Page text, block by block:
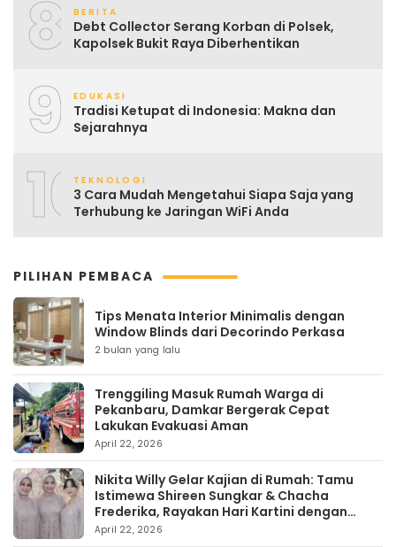
8 BERITA
Debt Collector Serang Korban di Polsek,
Kapolsek Bukit Raya Diberhentikan
9 EDUKASI
Tradisi Ketupat di Indonesia: Makna dan
Sejarahnya
10TEKNOLOGI
3 Cara Mudah Mengetahui Siapa Saja yang
Terhubung ke Jaringan WiFi Anda
PILIHAN PEMBACA
Tips Menata Interior Minimalis dengan
Window Blinds dari Decorindo Perkasa
2 bulan yang lalu
Trenggiling Masuk Rumah Warga di
Pekanbaru, Damkar Bergerak Cepat
Lakukan Evakuasi Aman
April 22, 2026
Nikita Willy Gelar Kajian di Rumah: Tamu
Istimewa Shireen Sungkar & Chacha
Frederika, Rayakan Hari Kartini dengan
Kehangatan
April 22, 2026